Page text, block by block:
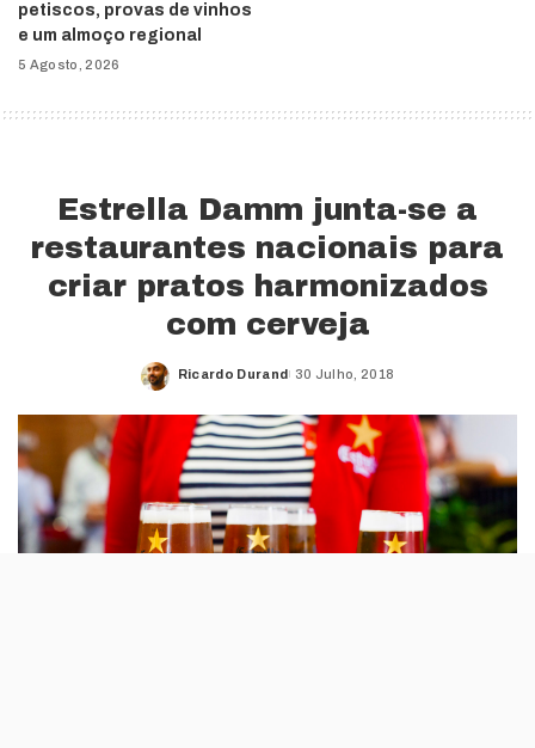
petiscos, provas de vinhos
e um almoço regional
5 Agosto, 2026
Estrella Damm junta-se a
restaurantes nacionais para
criar pratos harmonizados
com cerveja
Posted
Ricardo Durand 30 Julho, 2018